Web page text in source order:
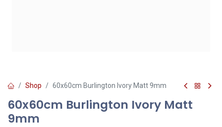
Shop 60x60cm Burlington Ivory Matt 9mm
60x60cm Burlington Ivory Matt
9mm